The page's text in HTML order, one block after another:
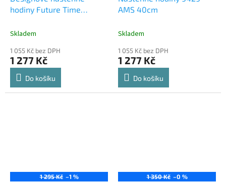
hodiny Future Time
grey 60cm
Skladem
1 055 Kč bez DPH
1 277 Kč
Do košíku
AMS 40cm
Skladem
1 055 Kč bez DPH
1 277 Kč
Do košíku
1 295 Kč –1 % 1 350 Kč –0 %